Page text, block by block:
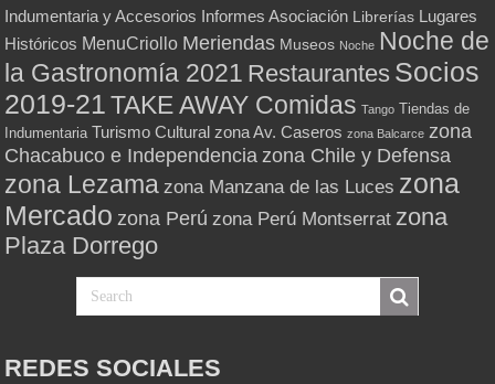
Indumentaria y Accesorios Informes Asociación Librerías Lugares
Históricos MenuCriollo Meriendas Museos Noche Noche de
la Gastronomía 2021 Restaurantes Socios
2019-21 TAKE AWAY Comidas Tango Tiendas de
Indumentaria Turismo Cultural zona Av. Caseros zona Balcarce zona
Chacabuco e Independencia zona Chile y Defensa
zona Lezama zona Manzana de las Luces zona
Mercado zona Perú zona Perú Montserrat zona
Plaza Dorrego
REDES SOCIALES